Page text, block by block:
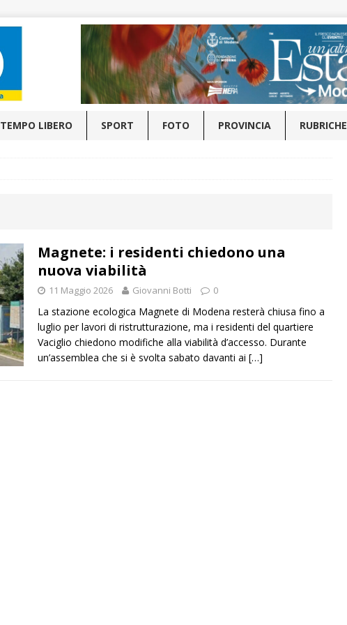
TEMPO LIBERO SPORT FOTO PROVINCIA RUBRICHE
Magnete: i residenti chiedono una
nuova viabilità
11 Maggio 2026 Giovanni Botti 0
La stazione ecologica Magnete di Modena resterà chiusa fino a
luglio per lavori di ristrutturazione, ma i residenti del quartiere
Vaciglio chiedono modifiche alla viabilità d’accesso. Durante
un’assemblea che si è svolta sabato davanti ai […]